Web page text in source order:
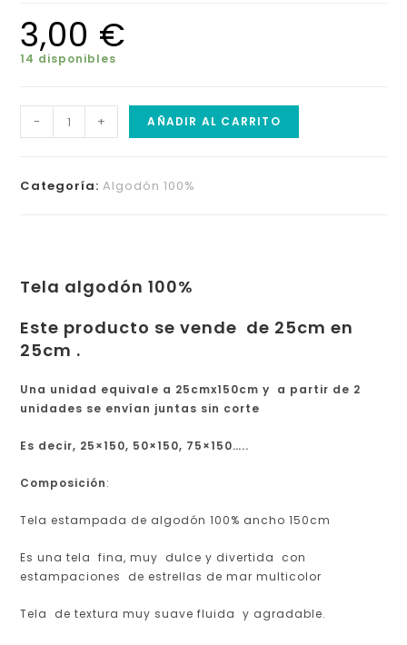
3,00 €
14 disponibles
- + AÑADIR AL CARRITO
Categoría:Algodón 100%
Tela algodón 100%
Este producto se vende de 25cm en
25cm .
Una unidad equivale a 25cmx150cm y a partir de 2
unidades se envían juntas sin corte
Es decir, 25×150, 50×150, 75×150…..
Composición:
Tela estampada de algodón 100% ancho 150cm
Es una tela fina, muy dulce y divertida con
estampaciones de estrellas de mar multicolor
Tela de textura muy suave fluida y agradable.